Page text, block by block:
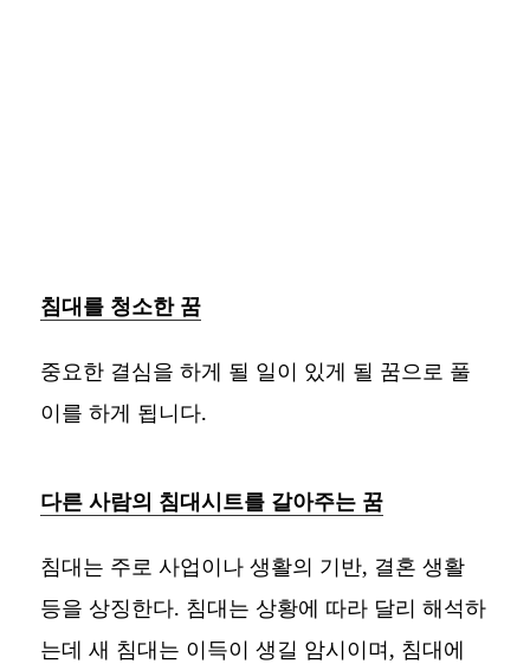
침대를 청소한 꿈
중요한 결심을 하게 될 일이 있게 될 꿈으로 풀
이를 하게 됩니다.
다른 사람의 침대시트를 갈아주는 꿈
침대는 주로 사업이나 생활의 기반, 결혼 생활
등을 상징한다. 침대는 상황에 따라 달리 해석하
는데 새 침대는 이득이 생길 암시이며, 침대에